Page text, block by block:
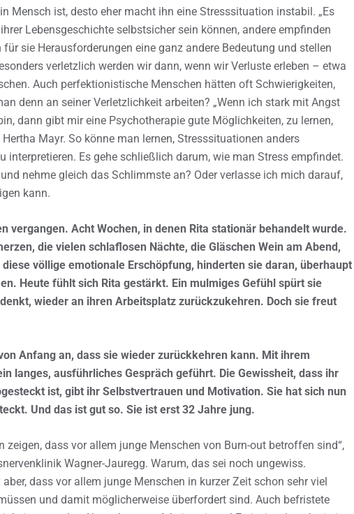
Mensch ist, desto eher macht ihn eine Stresssituation instabil. „Es
Lebensgeschichte selbstsicher sein können, andere empfinden
sie Herausforderungen eine ganz andere Bedeutung und stellen
verletzlich werden wir dann, wenn wir Verluste erleben – etwa
Auch perfektionistische Menschen hätten oft Schwierigkeiten,
denn an seiner Verletzlichkeit arbeiten? „Wenn ich stark mit Angst
dann gibt mir eine Psychotherapie gute Möglichkeiten, zu lernen,
Mayr. So könne man lernen, Stresssituationen anders
interpretieren. Es gehe schließlich darum, wie man Stress empfindet.
nehme gleich das Schlimmste an? Oder verlasse ich mich darauf,
kann.
vergangen. Acht Wochen, in denen Rita stationär behandelt wurde.
die vielen schlaflosen Nächte, die Gläschen Wein am Abend,
völlige emotionale Erschöpfung, hinderten sie daran, überhaupt
Heute fühlt sich Rita gestärkt. Ein mulmiges Gefühl spürt sie
wieder an ihren Arbeitsplatz zurückzukehren. Doch sie freut
Anfang an, dass sie wieder zurückkehren kann. Mit ihrem
langes, ausführliches Gespräch geführt. Die Gewissheit, dass ihr
ist, gibt ihr Selbstvertrauen und Motivation. Sie hat sich nun
Und das ist gut so. Sie ist erst 32 Jahre jung.
zeigen, dass vor allem junge Menschen von Burn-out betroffen sind“,
Wagner-Jauregg. Warum, das sei noch ungewiss.
dass vor allem junge Menschen in kurzer Zeit schon sehr viel
und damit möglicherweise überfordert sind. Auch befristete